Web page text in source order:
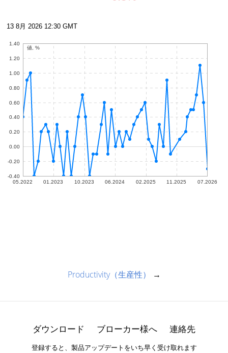
Productivity（生産性） →
ダウンロード ブローカー様へ 連絡先
登録すると、製品アップデートをいち早く受け取れます